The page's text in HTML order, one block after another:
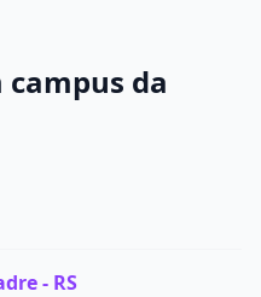
campus da
- RS